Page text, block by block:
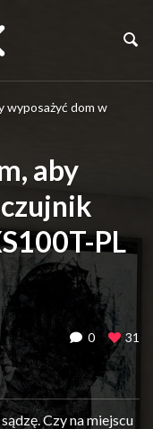
wyposażyć dom w
aby
PL
0 31
Czy na miejscu